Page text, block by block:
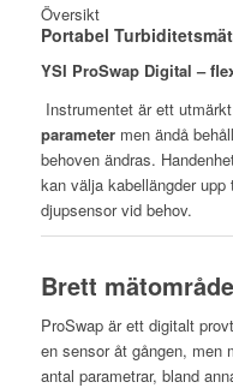
Översikt
Portabel
YSI ProSwap Digital –
Instrumentet är ett
parametermen ändå
behoven ändras.
kan välja kabellängder upp
djupsensor vid behov.
Brett
ProSwap är ett digitalt
en sensor åt gången, men
antal parametrar, bland